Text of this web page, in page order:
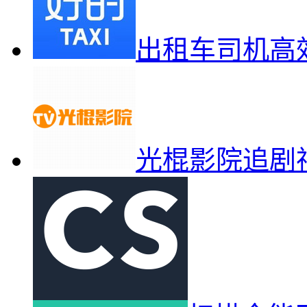
出租车司机高
光棍影院追剧